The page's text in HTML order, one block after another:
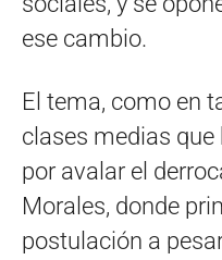
ese cambio.
El tema, como en
clases medias
por avalar el
Morales, donde
postulación a